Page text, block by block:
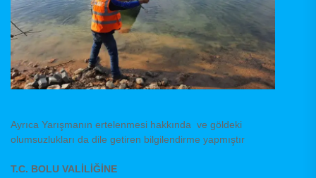
Ayrıca Yarışmanın ertelenmesi hakkında ve göldeki
olumsuzlukları da dile getiren bilgilendirme yapmıştır
T.C. BOLU VALİLİĞİNE